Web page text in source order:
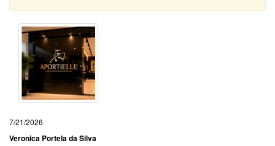
7/21/2026
Veronica Portela da Silva